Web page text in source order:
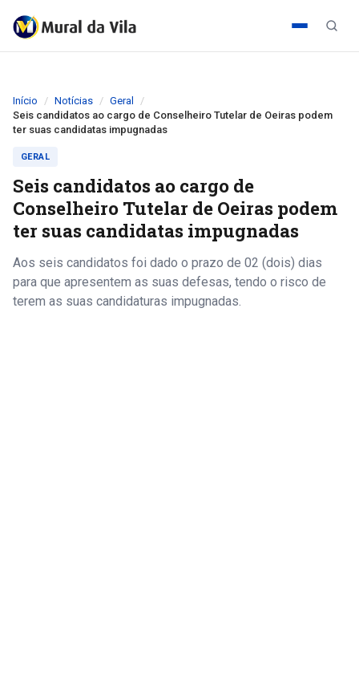
Início Notícias
Geral
Seis candidatos ao cargo de Conselheiro Tutelar de Oeiras podem
ter suas candidatas impugnadas
GERAL
Seis candidatos ao cargo de
Conselheiro Tutelar de Oeiras podem
ter suas candidatas impugnadas
Aos seis candidatos foi dado o prazo de 02 (dois) dias
para que apresentem as suas defesas, tendo o risco de
terem as suas candidaturas impugnadas.